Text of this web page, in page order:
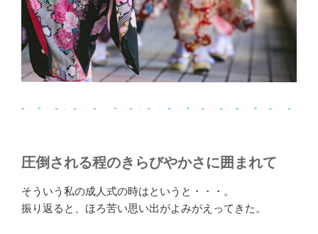
圧倒される程のきらびやかさに囲まれて
そういう私の成人式の時はというと・・・。
振り返ると、ほろ苦い思い出がよみがえってきた。